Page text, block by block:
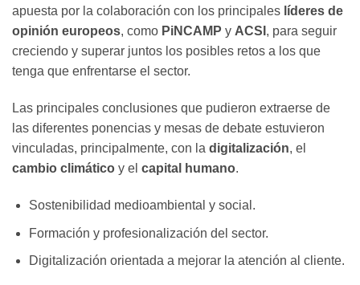
apuesta por la colaboración con los principales líderes de
opinión europeos, como PiNCAMP y ACSI , para seguir
creciendo y superar juntos los posibles retos a los que
tenga que enfrentarse el sector.
Las principales conclusiones que pudieron extraerse de
las diferentes ponencias y mesas de debate estuvieron
vinculadas, principalmente, con la digitalización, el
cambio climático y el capital humano.
Sostenibilidad medioambiental y social.
Formación y profesionalización del sector.
Digitalización orientada a mejorar la atención al cliente.